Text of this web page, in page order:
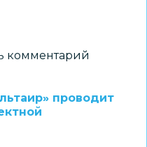
комментарий
проводит